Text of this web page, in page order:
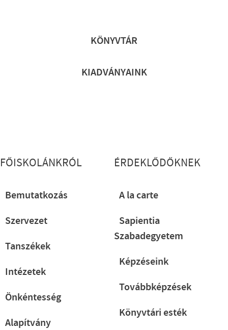
KÖNYVTÁR
KIADVÁNYAINK
FŐISKOLÁNKRÓL
Bemutatkozás
Szervezet
Tanszékek
Intézetek
Önkéntesség
Alapítvány
ÉRDEKLŐDŐKNEK
A la carte
Sapientia
Szabadegyetem
Képzéseink
Továbbképzések
Könyvtári esték